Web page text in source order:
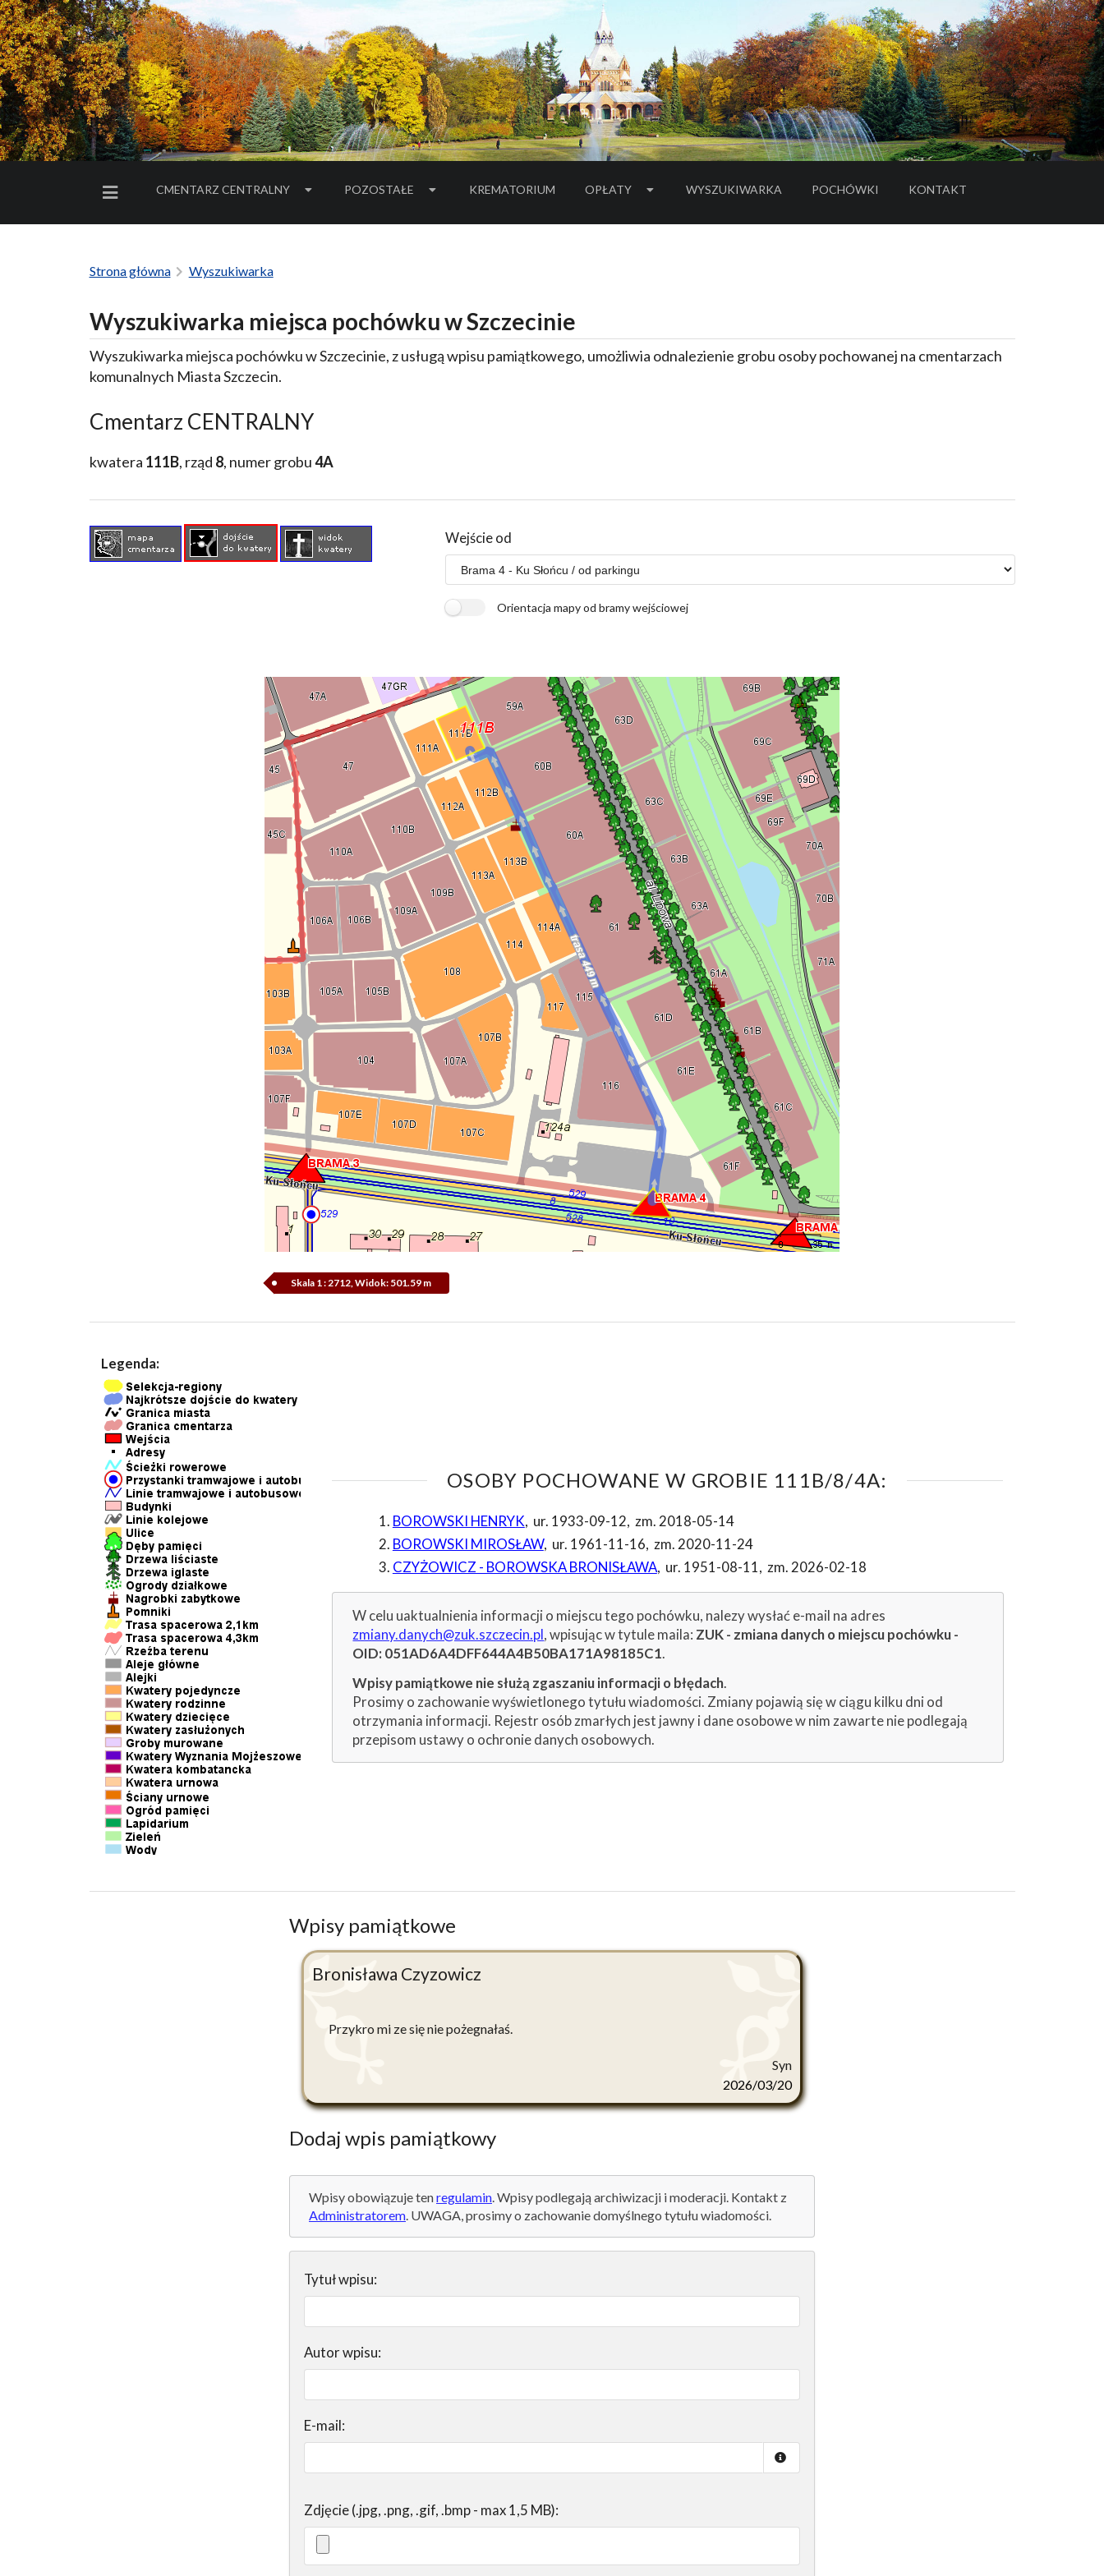
MENU BOCZNE
CMENTARZ CENTRALNY POZOSTAŁE KREMATORIUM OPŁATY WYSZUKIWARKA POCHÓWKI
- LINK DO SERWISU ZEWNĘTRZNEGO
KONTAKT
Strona główna Wyszukiwarka
Wyszukiwarka miejsca pochówku w Szczecinie
Wyszukiwarka miejsca pochówku w Szczecinie, z usługą wpisu pamiątkowego, umożliwia odnalezienie grobu osoby pochowanej na cmentarzach
komunalnych Miasta Szczecin.
Cmentarz CENTRALNY
kwatera 111B, rząd 8, numer grobu4A
Wejście od
Orientacja mapy od bramy wejściowej
Skala 1 : 2712, Widok: 501.59 m
Legenda:
OSOBY POCHOWANE W GROBIE 111B/8/4A:
BOROWSKI HENRYK, ur. 1933-09-12, zm. 2018-05-14
BOROWSKI MIROSŁAW, ur. 1961-11-16, zm. 2020-11-24
CZYŻOWICZ - BOROWSKA BRONISŁAWA, ur. 1951-08-11, zm. 2026-02-18
W celu uaktualnienia informacji o miejscu tego pochówku, nalezy wysłać e-mail na adres
zmiany.danych@zuk.szczecin.pl, wpisując w tytule maila: ZUK - zmiana danych o miejscu pochówku -
OID: 051AD6A4DFF644A4B50BA171A98185C1.
Wpisy pamiątkowe nie służą zgaszaniu informacji o błędach.
Prosimy o zachowanie wyświetlonego tytułu wiadomości. Zmiany pojawią się w ciągu kilku dni od
otrzymania informacji. Rejestr osób zmarłych jest jawny i dane osobowe w nim zawarte nie podlegają
przepisom ustawy o ochronie danych osobowych.
Wpisy pamiątkowe
Bronisława Czyzowicz
Przykro mi ze się nie pożegnałaś.
Syn
2026/03/20
Dodaj wpis pamiątkowy
Wpisy obowiązuje tenregulamin. Wpisy podlegają archiwizacji i moderacji. Kontakt z
Administratorem. UWAGA, prosimy o zachowanie domyślnego tytułu wiadomości.
Tytuł wpisu:
Autor wpisu:
E-mail:
Zdjęcie (.jpg, .png, .gif, .bmp - max 1,5 MB):